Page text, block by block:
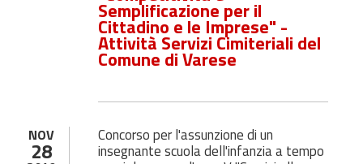
Semplificazione per il
Cittadino e le Imprese" -
Attività Servizi Cimiteriali del
Comune di Varese
NOV
28
Concorso per l'assunzione di un
insegnante scuola dell'infanzia a tempo